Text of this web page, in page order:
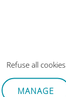
Refuse all cookies
MANAGE